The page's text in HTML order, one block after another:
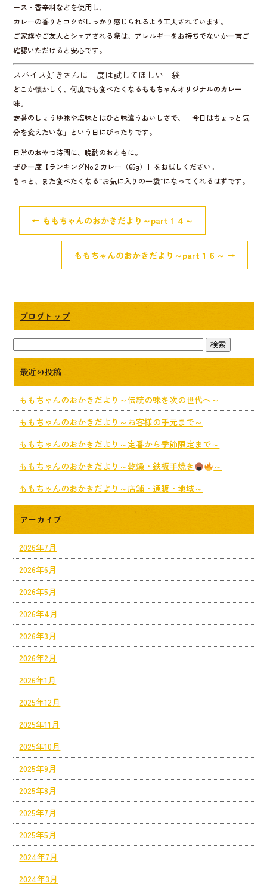
ース・香辛料などを使用し、
カレーの香りとコクがしっかり感じられるよう工夫されています。
ご家族やご友人とシェアされる際は、アレルギーをお持ちでないか一言ご
確認いただけると安心です。
スパイス好きさんに一度は試してほしい一袋
どこか懐かしく、何度でも食べたくなるももちゃんオリジナルのカレー
味。
定番のしょうゆ味や塩味とはひと味違うおいしさで、「今日はちょっと気
分を変えたいな」という日にぴったりです。
日常のおやつ時間に、晩酌のおともに。
ぜひ一度【ランキングNo.2 カレー（65g）】をお試しください。
きっと、また食べたくなる“お気に入りの一袋”になってくれるはずです。
← ももちゃんのおかきだより～part１４～
ももちゃんのおかきだより～part１６～ →
ブログトップ
最近の投稿
ももちゃんのおかきだより～伝統の味を次の世代へ～
ももちゃんのおかきだより～お客様の手元まで～
ももちゃんのおかきだより～定番から季節限定まで～
ももちゃんのおかきだより～乾燥・鉄板手焼き
～
ももちゃんのおかきだより～店舗・通販・地域～
アーカイブ
2026年7月
2026年6月
2026年5月
2026年4月
2026年3月
2026年2月
2026年1月
2025年12月
2025年11月
2025年10月
2025年9月
2025年8月
2025年7月
2025年5月
2024年7月
2024年3月